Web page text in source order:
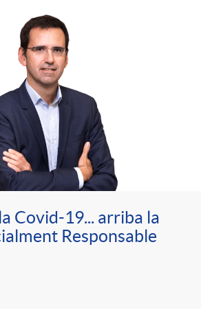
Covid-19... arriba la
Responsable